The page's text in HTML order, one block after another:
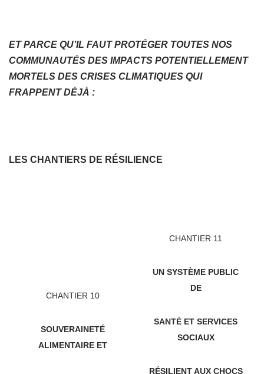
ET PARCE QU’IL FAUT PROTÉGER TOUTES NOS
COMMUNAUTÉS DES IMPACTS POTENTIELLEMENT
MORTELS DES CRISES CLIMATIQUES QUI
FRAPPENT DÉJÀ :
LES CHANTIERS DE RÉSILIENCE
CHANTIER 10
SOUVERAINETÉ
ALIMENTAIRE ET
CHANTIER 11
UN SYSTÈME PUBLIC
DE
SANTÉ ET SERVICES
SOCIAUX
RÉSILIENT AUX CHOCS